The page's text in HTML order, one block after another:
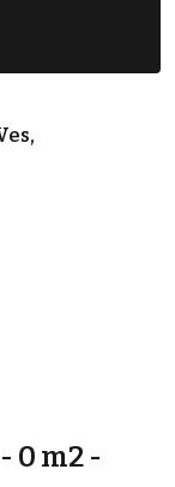
0 m2 -